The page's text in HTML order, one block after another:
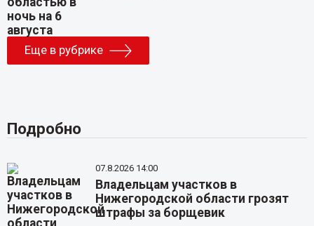
Еще в рубрике
Подробно
07.8.2026 14:00
Владельцам участков в
Нижегородской области грозят
штрафы за борщевик